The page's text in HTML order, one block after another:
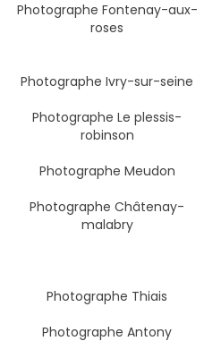
Photographe Fontenay-aux-
roses
Photographe Ivry-sur-seine
Photographe Le plessis-
robinson
Photographe Meudon
Photographe Châtenay-
malabry
Photographe Thiais
Photographe Antony